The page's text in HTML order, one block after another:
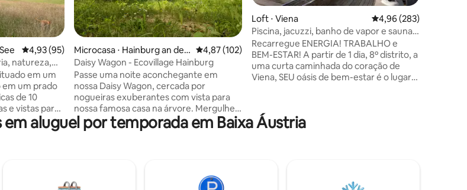
4,93 de uma avaliação média de 5, 95 avaliações
4,93 (95)
natureza,
em um
em um prado
de 10
e vistas para
Antiga
demorar. No
Microcasa ⋅ Hainburg an der
Donau
4,87 de uma avaliação média de 5, 102 avaliações
4,87 (102)
Daisy Wagon - Ecovillage Hainburg
Passe uma noite aconchegante em
nossa Daisy Wagon, cercada por
nogueiras exuberantes com vista para
nossa famosa casa na árvore. Mergulhe
na natureza e descanse bem e acorde
com o canto dos pássaros. Descubra o
fascinante, história e comida deliciosa.
Loft ⋅ Viena 4,96 de uma avaliação
4,96 (283)
Piscina, jacuzzi, banho de vapor e sauna!
Apenas para o seu descanso
Recarregue ENERGIA! TRABALHO e
BEM-ESTAR! A partir de 1 dia, 8º distrito, a
uma curta caminhada do coração de
Viena, SEU oásis de bem-estar é o lugar
privativo, incluindo piscina PRIVATIVA,
área de spa com sauna & Co., elegante
aluguel por temporada em Baixa Áustria